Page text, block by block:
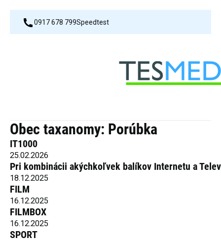
0917 678 799Speedtest
Obec taxanomy: Porúbka
IT1000
25.02.2026
Pri kombinácii akýchkoľvek balíkov Internetu a
18.12.2025
FILM
16.12.2025
FILMBOX
16.12.2025
SPORT